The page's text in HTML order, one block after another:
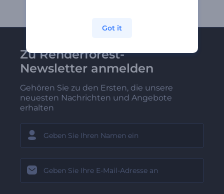
Zu Renderforest-
Newsletter anmelden
Gehören Sie zu den Ersten, die unsere
neuesten Nachrichten und Angebote
erhalten
Got it